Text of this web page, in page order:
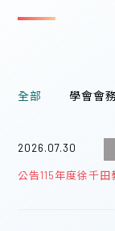
全部 學會會務
2026.07.30
公告115年度徐千